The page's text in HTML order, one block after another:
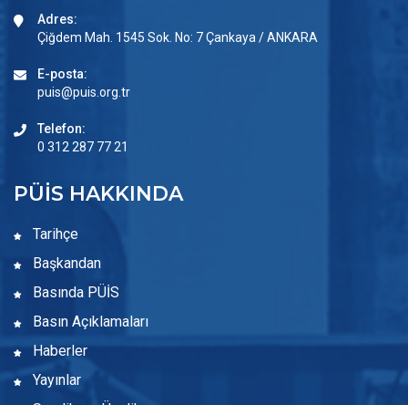
Adres:
Çiğdem Mah. 1545 Sok. No: 7 Çankaya / ANKARA
E-posta:
puis@puis.org.tr
Telefon:
0 312 287 77 21
PÜİS HAKKINDA
Tarihçe
Başkandan
Basında PÜİS
Basın Açıklamaları
Haberler
Yayınlar